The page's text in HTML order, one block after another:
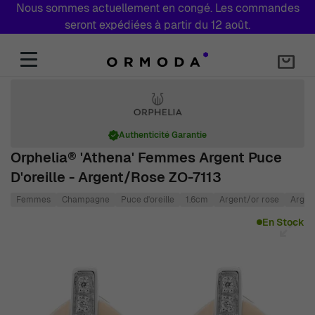
Nous sommes actuellement en congé. Les commandes
seront expédiées à partir du 12 août.
Orphelia® 'Athena' Femmes Argent Puce
D'oreille - Argent/Rose ZO-7113
Authenticité Garantie
Femmes Champagne Puce d'oreille 1.6cm Argent/or rose
En Stock